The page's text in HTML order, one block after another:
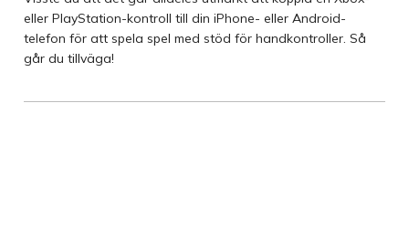
eller PlayStation-kontroll till din iPhone- eller Android-
telefon för att spela spel med stöd för handkontroller. Så
går du tillväga!